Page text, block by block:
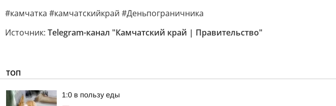
#камчатка #камчатскийкрай #Деньпограничника
Источник: Telegram-канал "Камчатский край | Правительство"
ТОП
1:0 в пользу еды